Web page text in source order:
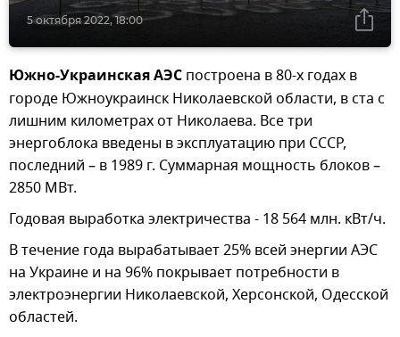
5 октября 2022, 18:00
Южно-Украинская АЭС построена в 80-х годах в
городе Южноукраинск Николаевской области, в ста с
лишним километрах от Николаева. Все три
энергоблока введены в эксплуатацию при СССР,
последний – в 1989 г. Суммарная мощность блоков –
2850 МВт.
Годовая выработка электричества - 18 564 млн. кВт/ч.
В течение года вырабатывает 25% всей энергии АЭС
на Украине и на 96% покрывает потребности в
электроэнергии Николаевской, Херсонской, Одесской
областей.